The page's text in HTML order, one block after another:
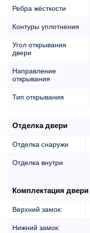
Ребра жёсткости
Контуры уплотнения
Угол открывания
двери
Направление
открывания
Тип открывания
Отделка двери
Отделка снаружи
Отделка внутри
Комплектация двери
Верхний замок:
Нижний замок: